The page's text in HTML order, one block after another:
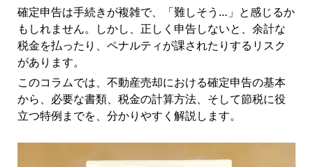
確定申告は手続きが複雑で、「難しそう…」と感じるか
もしれません。しかし、正しく申告しないと、余計な
税金を払ったり、ペナルティが課されたりするリスク
があります。
このコラムでは、不動産売却における確定申告の基本
から、必要な書類、税金の計算方法、そして節税に役
立つ特例までを、分かりやすく解説します。